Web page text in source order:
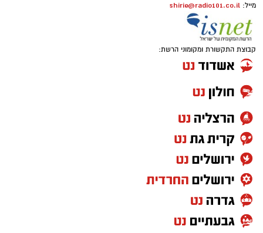
מייל: shirie@radio101.co.il
קבוצת התקשורת ומקומוני הרשת: